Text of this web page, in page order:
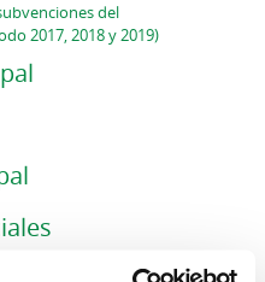
del
2017, 2018 y 2019)